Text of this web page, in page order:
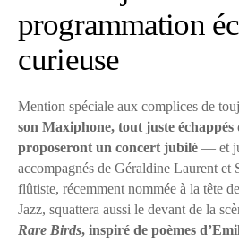
programmation
curieuse
Mention spéciale aux complices de
son Maxiphone, tout juste échappés
proposeront un concert jubilé — et
accompagnés de Géraldine Laurent et
flûtiste, récemment nommée à la tête
Jazz, squattera aussi le devant de la
Rare Birds, inspiré de poèmes